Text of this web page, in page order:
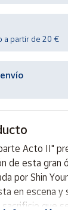
a partir de 20 €
Acto II"
de esta gran
por Shin
en escena y
que